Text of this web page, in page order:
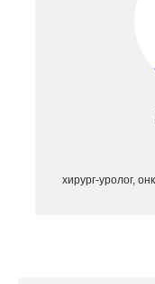
хирург-уролог,